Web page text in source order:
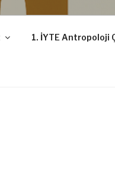
1. İYTE Antropoloji